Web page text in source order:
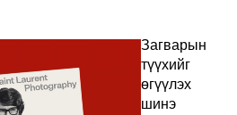
Загварын
түүхийг
өгүүлэх
шинэ